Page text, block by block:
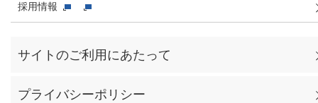
採用情報
サイトのご利用にあたって
プライバシーポリシー